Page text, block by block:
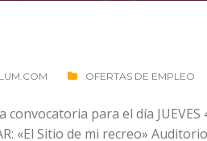
OFERTAS DE EMPLEO
para el día
«El Sitio de mi recreo»